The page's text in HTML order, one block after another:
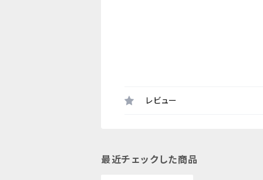
レビュー
最近チェックした商品